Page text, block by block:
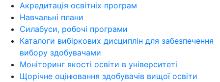
Акредитація освітніх програм
Навчальні плани
Силабуси, робочі програми
Каталоги вибіркових дисциплін для забезпечення
вибору здобувачами
Моніторинг якості освіти в університеті
Щорічне оцінювання здобувачів вищої освіти